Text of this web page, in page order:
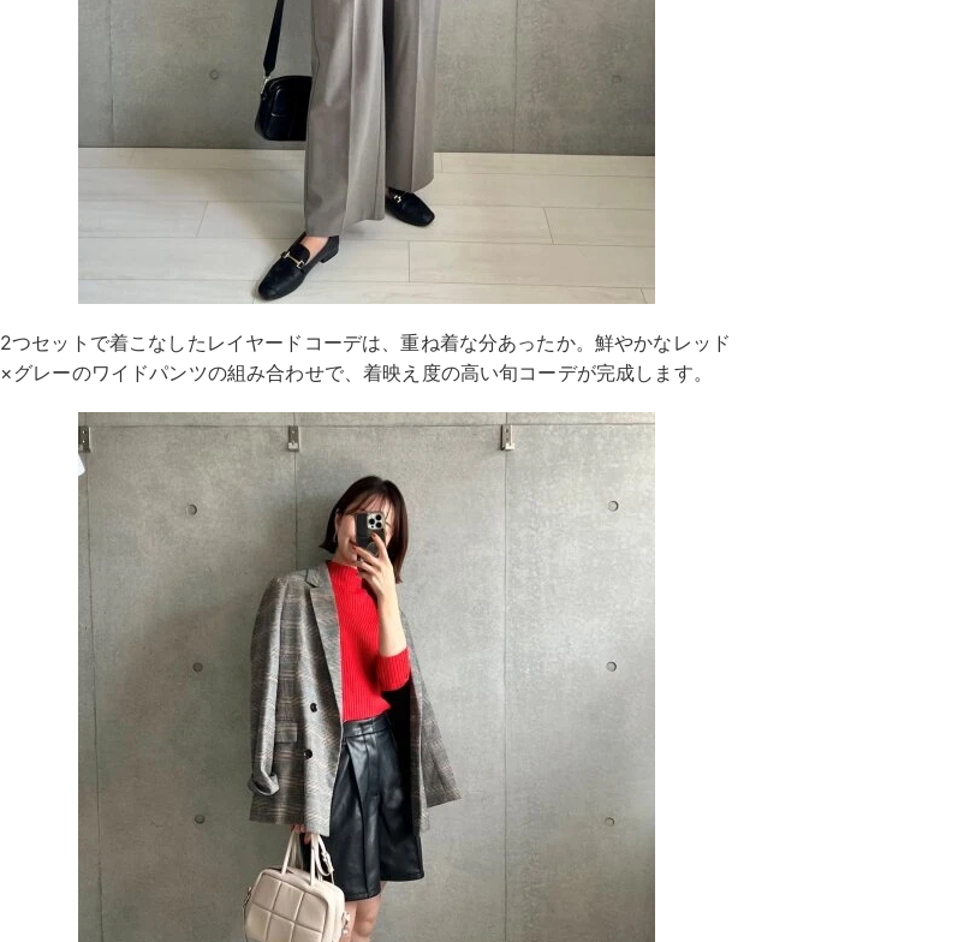
2つセットで着こなしたレイヤードコーデは、重ね着な分あったか。鮮やかなレッド
×グレーのワイドパンツの組み合わせで、着映え度の高い旬コーデが完成します。